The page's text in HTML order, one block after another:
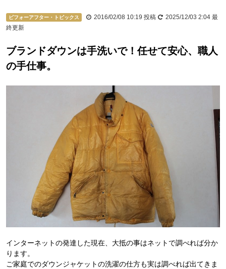
ビフォーアフター・トピックス 2016/02/08 10:19 投稿 2025/12/03 2:04 最
終更新
ブランドダウンは手洗いで！任せて安心、職人
の手仕事。
インターネットの発達した現在、大抵の事はネットで調べれば分か
ります。
ご家庭でのダウンジャケットの洗濯の仕方も実は調べれば出てきま